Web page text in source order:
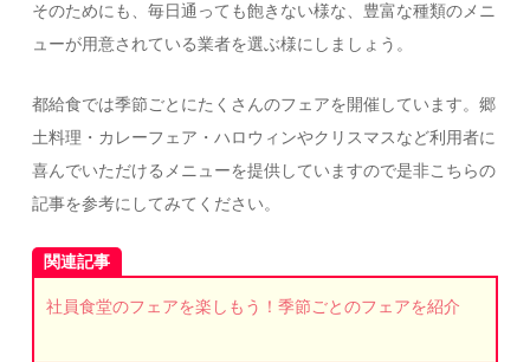
そのためにも、毎日通っても飽きない様な、豊富な種類のメニ
ューが用意されている業者を選ぶ様にしましょう。
都給食では季節ごとにたくさんのフェアを開催しています。郷
土料理・カレーフェア・ハロウィンやクリスマスなど利用者に
喜んでいただけるメニューを提供していますので是非こちらの
記事を参考にしてみてください。
関連記事
社員食堂のフェアを楽しもう！季節ごとのフェアを紹介